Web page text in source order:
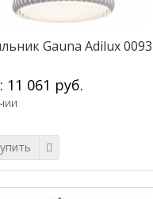
Gauna Adilux 0093
11 061 руб.